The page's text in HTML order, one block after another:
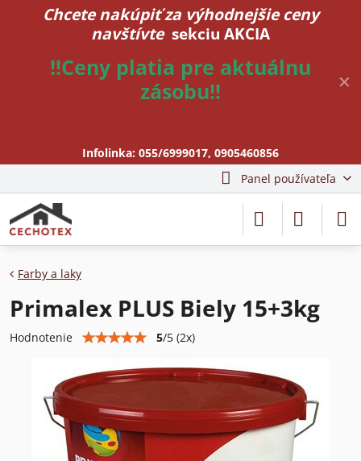
✕
Chcete nakúpiť za výhodnejšie ceny
navštívte sekciu AKCIA
!!Ceny platia pre aktuálnu
zásobu!!
Infolinka: 055/6999017, 0905460856
Panel používateľa
Farby a laky
Primalex PLUS Biely 15+3kg
Hodnotenie 5/5 (2x)